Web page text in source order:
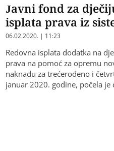
Javni fond za
isplata prava iz
06.02.2020. | 11:23
Redovna isplata dodatka na
prava na pomoć za opremu
naknadu za trećerođeno i
januar 2020. godine, počela je